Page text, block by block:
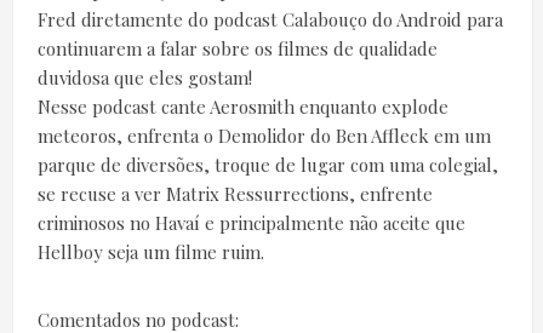
Fred diretamente do podcast Calabouço do Android para
continuarem a falar sobre os filmes de qualidade
duvidosa que eles gostam!
Nesse podcast cante Aerosmith enquanto explode
meteoros, enfrenta o Demolidor do Ben Affleck em um
parque de diversões, troque de lugar com uma colegial,
se recuse a ver Matrix Ressurrections, enfrente
criminosos no Havaí e principalmente não aceite que
Hellboy seja um filme ruim.
Comentados no podcast: